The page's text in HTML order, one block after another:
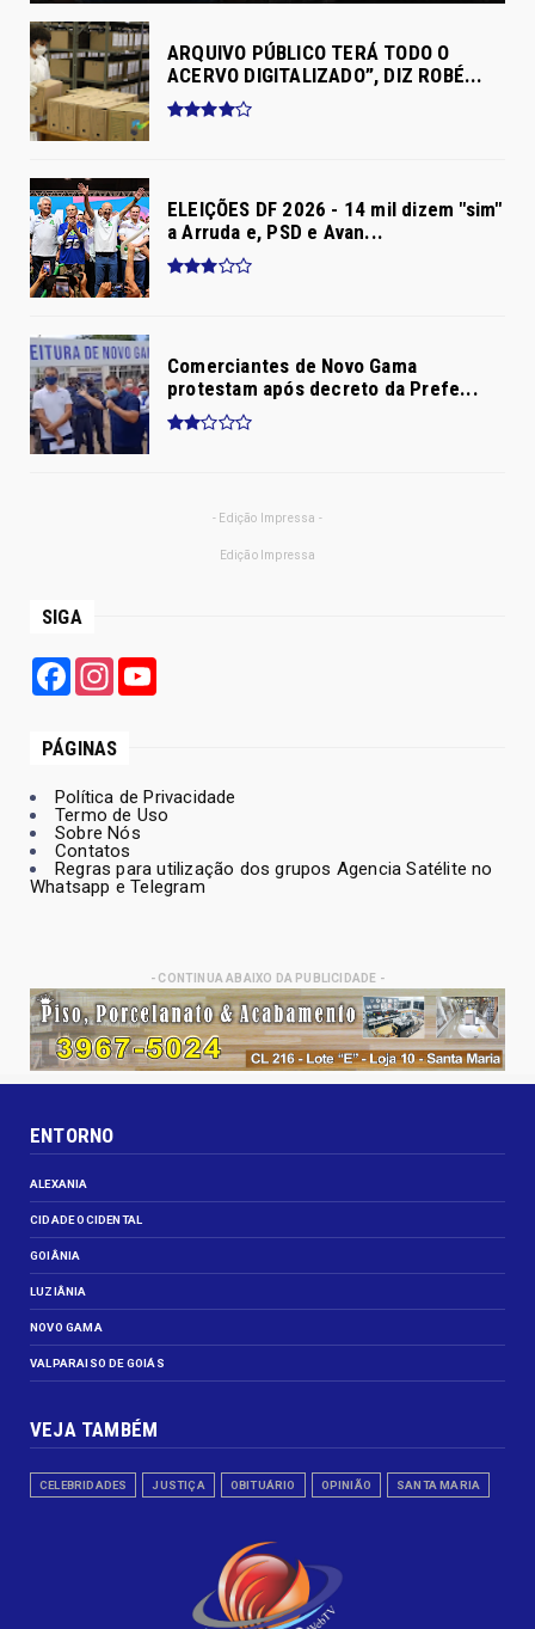
ARQUIVO PÚBLICO TERÁ TODO O
ACERVO DIGITALIZADO”, DIZ ROBÉ...
ELEIÇÕES DF 2026 - 14 mil dizem "sim"
a Arruda e, PSD e Avan...
Comerciantes de Novo Gama
protestam após decreto da Prefe...
- Edição Impressa -
Edição Impressa
SIGA
FacebookInstagram
PÁGINAS
Política de Privacidade
Termo de Uso
Sobre Nós
Contatos
Regras para utilização dos grupos Agencia Satélite no
Whatsapp e Telegram
- CONTINUA ABAIXO DA PUBLICIDADE -
ENTORNO
ALEXANIA
CIDADE OCIDENTAL
GOIÂNIA
LUZIÂNIA
NOVO GAMA
VALPARAISO DE GOIÁS
VEJA TAMBÉM
CELEBRIDADES JUSTIÇA OBITUÁRIO OPINIÃO SANTA MARIA